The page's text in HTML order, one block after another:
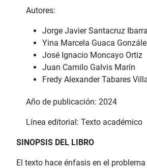
Autores:
Jorge Javier Santacruz Ibarra
Yina Marcela Guaca
José Ignacio Moncayo Ortiz
Juan Camilo Galvis Marín
Fredy Alexander Tabares
Año de publicación: 2024
Línea editorial: Texto académico
SINOPSIS DEL LIBRO
El texto hace énfasis en el